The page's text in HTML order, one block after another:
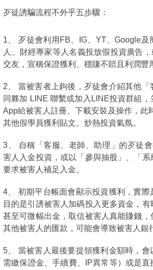
歹徒誘騙流程不外乎五步驟：
1、 歹徒會利用FB、IG、YT、Google及
人、財經專家等人名義投放假投資廣告
交友，宣稱保證獲利、穩賺不賠且利潤豐
2、 當被害者上鉤後，歹徒會介紹其他「
同夥加 LINE 聯繫或加入LINE投資群組
App給被害人註冊、下載安裝及操作，此
其他假學員獲利貼文。炒熱投資氣氛。
3、 自稱「客服、老師、助理」的歹徒
害人入金投資，或以「參與抽股」、「
要求被害人補足入金。
4、 初期平台帳面會顯示投資獲利，實際
目的是引誘被害人加碼投入更多資金，
甚至可微幅出金，取信被害人真能賺錢，
其他被害人的匯款，可能會導致被害人銀
5、 當被害人最後要提領獲利金額時，會
需繳保證金、手續費、IP異常等）或是